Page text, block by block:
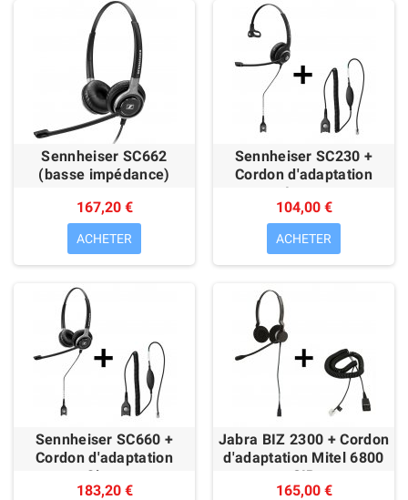
Sennheiser SC662
(basse impédance)
167,20 €
ACHETER
Sennheiser SC230 +
Cordon d'adaptation
Avaya
104,00 €
ACHETER
Sennheiser SC660 +
Cordon d'adaptation
Cisco
183,20 €
Jabra BIZ 2300 + Cordon
d'adaptation Mitel 6800
SIP
165,00 €